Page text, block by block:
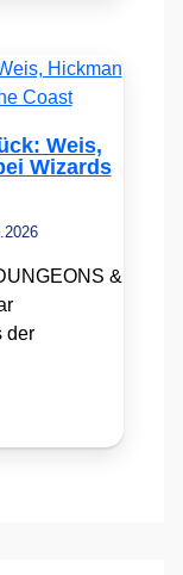
Weis,
Wizards
&
der